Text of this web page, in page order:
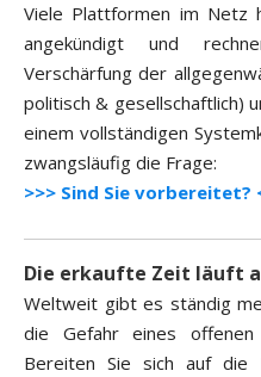
Viele Plattformen im Netz
angekündigt und
Verschärfung der
politisch & gesellschaftlich)
einem vollständigen
zwangsläufig die Frage:
>>> Sind Sie vorbereitet?
Die erkaufte Zeit läuft
Weltweit gibt es ständig
die Gefahr eines
Bereiten Sie sich auf die